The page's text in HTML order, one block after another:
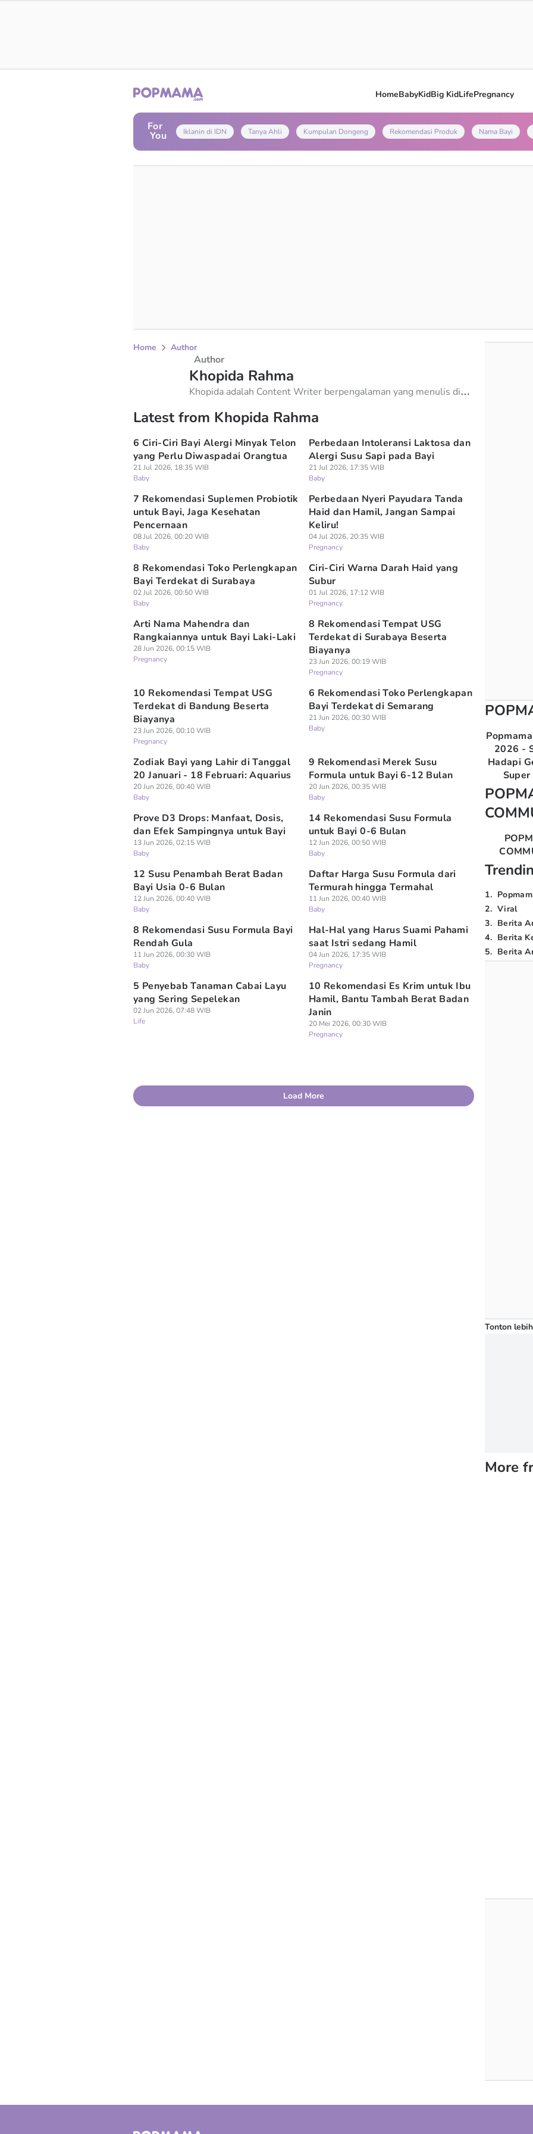
HomeBabyKidBig KidLifePregnancy
For
You Iklanin di IDN Tanya Ahli Kumpulan Dongeng Rekomendasi Produk Nama Bayi
Home Author
Author
Khopida Rahma
Khopida adalah Content Writer berpengalaman yang menulis di
menjaga akurasi, inklusivitas, dan kepercayaan pembaca.
Latest from Khopida Rahma
6 Ciri-Ciri Bayi Alergi Minyak Telon
yang Perlu Diwaspadai Orangtua
21 Jul 2026, 18:35 WIB
Baby
Perbedaan Intoleransi Laktosa dan
Alergi Susu Sapi pada Bayi
21 Jul 2026, 17:35 WIB
Baby
7 Rekomendasi Suplemen Probiotik
untuk Bayi, Jaga Kesehatan
Pencernaan
08 Jul 2026, 00:20 WIB
Baby
Perbedaan Nyeri Payudara Tanda
Haid dan Hamil, Jangan Sampai
Keliru!
04 Jul 2026, 20:35 WIB
Pregnancy
8 Rekomendasi Toko Perlengkapan
Bayi Terdekat di Surabaya
02 Jul 2026, 00:50 WIB
Baby
Ciri-Ciri Warna Darah Haid yang
Subur
01 Jul 2026, 17:12 WIB
Pregnancy
Arti Nama Mahendra dan
Rangkaiannya untuk Bayi Laki-Laki
28 Jun 2026, 00:15 WIB
Pregnancy
8 Rekomendasi Tempat USG
Terdekat di Surabaya Beserta
Biayanya
23 Jun 2026, 00:19 WIB
Pregnancy
10 Rekomendasi Tempat USG
Terdekat di Bandung Beserta
Biayanya
23 Jun 2026, 00:10 WIB
Pregnancy
6 Rekomendasi Toko Perlengkapan
Bayi Terdekat di Semarang
21 Jun 2026, 00:30 WIB
Baby
Zodiak Bayi yang Lahir di Tanggal
20 Januari - 18 Februari: Aquarius
20 Jun 2026, 00:40 WIB
Baby
9 Rekomendasi Merek Susu
Formula untuk Bayi 6-12 Bulan
20 Jun 2026, 00:35 WIB
Baby
Prove D3 Drops: Manfaat, Dosis,
dan Efek Sampingnya untuk Bayi
13 Jun 2026, 02:15 WIB
Baby
14 Rekomendasi Susu Formula
untuk Bayi 0-6 Bulan
12 Jun 2026, 00:50 WIB
Baby
12 Susu Penambah Berat Badan
Bayi Usia 0-6 Bulan
12 Jun 2026, 00:40 WIB
Baby
Daftar Harga Susu Formula dari
Termurah hingga Termahal
11 Jun 2026, 00:40 WIB
Baby
8 Rekomendasi Susu Formula Bayi
Rendah Gula
11 Jun 2026, 00:30 WIB
Baby
Hal-Hal yang Harus Suami Pahami
saat Istri sedang Hamil
04 Jun 2026, 17:35 WIB
Pregnancy
5 Penyebab Tanaman Cabai Layu
yang Sering Sepelekan
02 Jun 2026, 07:48 WIB
Life
10 Rekomendasi Es Krim untuk Ibu
Hamil, Bantu Tambah Berat Badan
Janin
20 Mei 2026, 00:30 WIB
Pregnancy
Load More
2026 -
Hadapi
1.
2. Viral
3. Berita
4. Berita
5. Berita
Tonton
More